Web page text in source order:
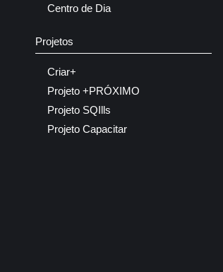
Centro de Dia
Projetos
Criar+
Projeto +PRÓXIMO
Projeto SQIlls
Projeto Capacitar